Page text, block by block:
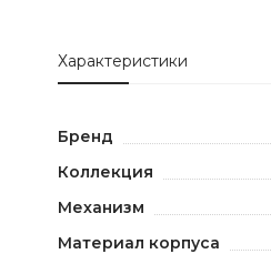
Характеристики
Бренд
Коллекция
Механизм
Материал корпуса